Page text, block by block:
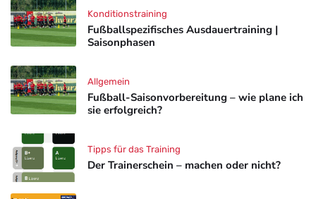
Fußballspezifisches Ausdauertraining |
Saisonphasen
Konditionstraining
Fußball-Saisonvorbereitung – wie plane ich
sie erfolgreich?
Allgemein
Der Trainerschein – machen oder nicht?
Tipps für das Training